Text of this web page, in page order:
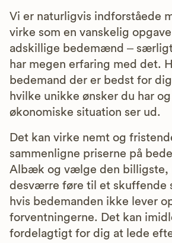
Vi er naturligvis indforståede
virke som en vanskelig
adskillige bedemænd –
har megen erfaring med det.
bedemand der er bedst for
hvilke unikke ønsker du har
økonomiske situation ser ud.
Det kan virke nemt og
sammenligne priserne på
Albæk og vælge den billigste,
desværre føre til et skuffende
hvis bedemanden ikke lever
forventningerne. Det kan
fordelagtigt for dig at lede